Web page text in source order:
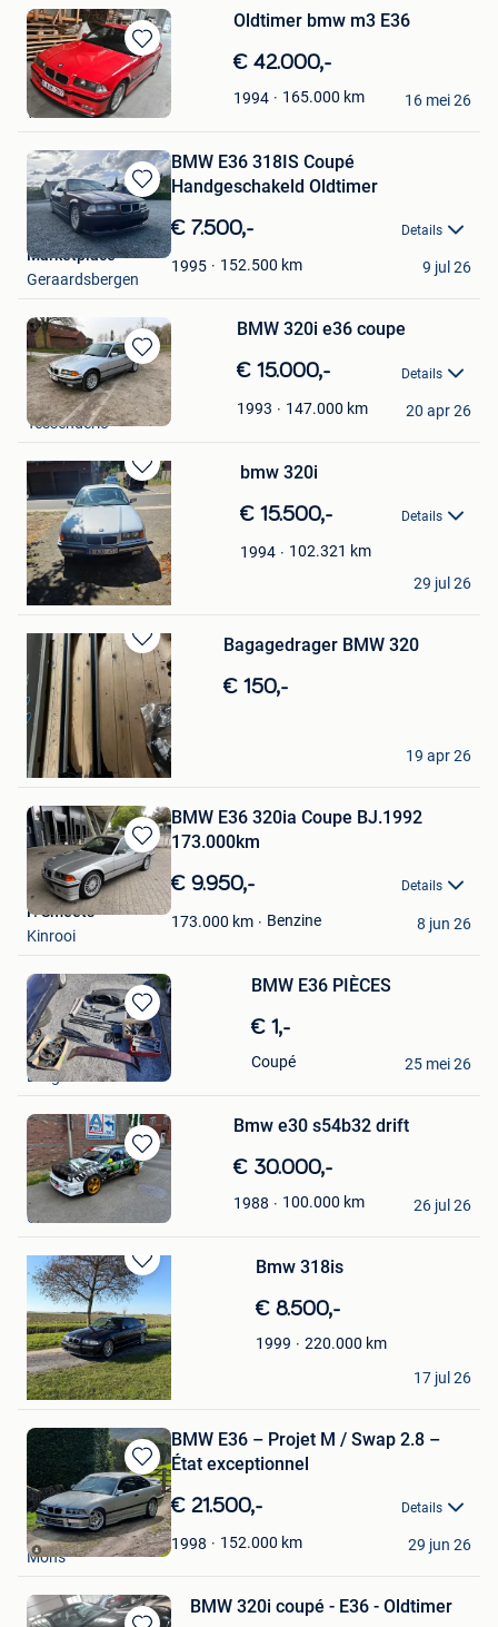
Bewaren
in
Mijn
Favorieten
Oldtimer bmw m3 E36
€ 42.000,-
1994 165.000 km
Chris007
Wetteren
16 mei 26
Bewaren
in
Mijn
Favorieten
BMW E36 318IS Coupé
Handgeschakeld Oldtimer
€ 7.500,- Details
1995 152.500 km
Marketplace
Geraardsbergen
9 jul 26
Bewaren
in
Mijn
Favorieten
BMW 320i e36 coupe
€ 15.000,- Details
1993 147.000 km
laurens
Tessenderlo
20 apr 26
Bewaren
in
Mijn
Favorieten
bmw 320i
€ 15.500,- Details
1994 102.321 km
jurgen
Mol
29 jul 26
Bewaren
in
Mijn
Favorieten
Bagagedrager BMW 320
€ 150,-
Mortier
Gentbrugge
19 apr 26
Bewaren
in
Mijn
Favorieten
BMW E36 320ia Coupe BJ.1992
173.000km
€ 9.950,- Details
173.000 km Benzine
P. Smeets
Kinrooi
8 jun 26
Bewaren
in
Mijn
Favorieten
BMW E36 PIÈCES
€ 1,-
Coupé
AaronSmith
Brugelette
25 mei 26
Bewaren
in
Favorieten
Bmw e30 s54b32 drift
€ 30.000,-
1988 100.000 km
Jean Luc
Glain & Partie Ans
26 jul 26
Bewaren
in
Mijn
Favorieten
Bmw 318is
€ 8.500,-
1999 220.000 km
mahmood ali
Bredene
17 jul 26
Bewaren
in
Mijn
Favorieten
BMW E36 – Projet M / Swap 2.8 –
État exceptionnel
€ 21.500,- Details
1998 152.000 km
Diego Insalaco
Mons
29 jun 26
BMW 320i coupé - E36 - Oldtimer